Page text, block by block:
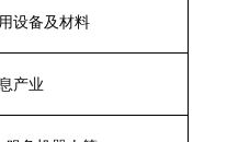
设备及材料
产业